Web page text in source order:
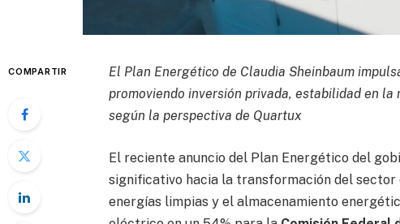
COMPARTIR
El Plan Energético de Claudia Sheinbaum
promoviendo inversión privada, estabilidad en
según la perspectiva de Quartux
El reciente anuncio del Plan Energético del
significativo hacia la transformación del sector
energías limpias y el almacenamiento